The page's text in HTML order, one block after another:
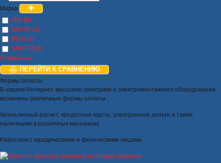
Марка
КВК (8)
SAT-50 (2)
RG-6 (2)
SAT-703 (2)
Сравнение
ПЕРЕЙТИ К СРАВНЕНИЮ
Формы оплаты
В нашем Интернет-магазине электрики и электромонтажного оборудования
возможны различные формы оплаты :
безналичный расчет, кредитные карты, электронные деньги а также
наличными в розничных магазинах
Работаем с юридическими и физическими лицами.